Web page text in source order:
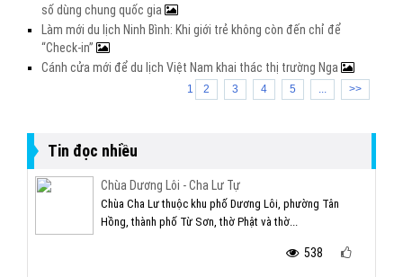
số dùng chung quốc gia
Làm mới du lịch Ninh Bình: Khi giới trẻ không còn đến chỉ để
“Check-in”
Cánh cửa mới để du lịch Việt Nam khai thác thị trường Nga
1 2 3 4 5 ... >>
Tin đọc nhiều
Chùa Dương Lôi - Cha Lư Tự
Chùa Cha Lư thuộc khu phố Dương Lôi, phường Tân
Hồng, thành phố Từ Sơn, thờ Phật và thờ...
538